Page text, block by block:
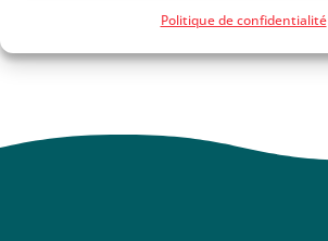
Politique de confidentialité